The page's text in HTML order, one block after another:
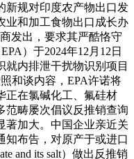
新规对印度农产物出口发
业和加工食物出口成长办
发出，要求其严酷恪守
）于2024年12月12日
就内排泄干扰物识别项目
和谈内容，EPA许诺将
正在氯碱化工、氟硅材
范畴屡次倡议反推销查询
著加大。中国企业亲近关
知布告，对原产于或进口
and its salt）做出反推销